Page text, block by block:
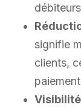
signifie
clients,